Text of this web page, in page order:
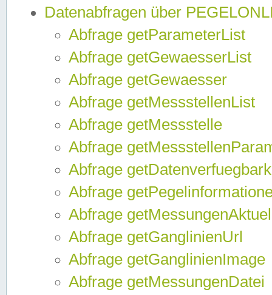
Datenabfragen über
Abfrage getParameterList
Abfrage getGewaesserList
Abfrage getGewaesser
Abfrage getMessstellenList
Abfrage getMessstelle
Abfrage
Abfrage
Abfrage
Abfrage
Abfrage getGanglinienUrl
Abfrage getGanglinienImage
Abfrage getMessungenDatei